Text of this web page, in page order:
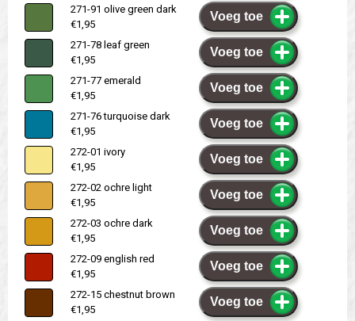
271-91 olive green dark
€1,95
Voeg toe
271-78 leaf green
€1,95
Voeg toe
271-77 emerald
€1,95
Voeg toe
271-76 turquoise dark
€1,95
Voeg toe
272-01 ivory
€1,95
Voeg toe
272-02 ochre light
€1,95
Voeg toe
272-03 ochre dark
€1,95
Voeg toe
272-09 english red
€1,95
Voeg toe
272-15 chestnut brown
€1,95
Voeg toe